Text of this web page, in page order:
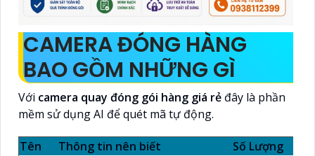
CAMERA ĐÓNG HÀNG
BAO GỒM NHỮNG GÌ
Với camera quay đóng gói hàng giá rẻ đây là phần
mềm sử dụng AI để quét mã tự động.
Tên Thông tin nên biết Số Lượng